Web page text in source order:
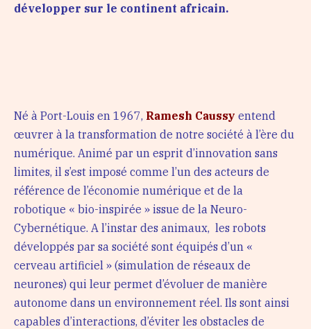
développer sur le continent africain.
Né à Port-Louis en 1967, Ramesh Caussy entend
œuvrer à la transformation de notre société à l’ère du
numérique. Animé par un esprit d’innovation sans
limites, il s’est imposé comme l’un des acteurs de
référence de l’économie numérique et de la
robotique « bio-inspirée » issue de la Neuro-
Cybernétique. A l’instar des animaux, les robots
développés par sa société sont équipés d’un «
cerveau artificiel » (simulation de réseaux de
neurones) qui leur permet d’évoluer de manière
autonome dans un environnement réel. Ils sont ainsi
capables d’interactions, d’éviter les obstacles de